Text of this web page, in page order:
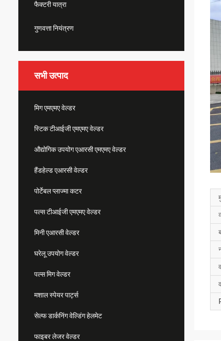
फैक्टरी यात्रा
गुणवत्ता नियंत्रण
सभी उत्पाद
मिग एमएमए वेल्डर
स्टिक टीआईजी एमएमए वेल्डर
औद्योगिक उपयोग एआरसी एमएमए वेल्डर
हैंडहेल्ड एआरसी वेल्डर
पोर्टेबल प्लाज्मा कटर
पल्स टीआईजी एमएमए वेल्डर
मिनी एआरसी वेल्डर
घरेलू उपयोग वेल्डर
पल्स मिग वेल्डर
मशाल स्पेयर पार्ट्स
सेल्फ डार्कनिंग वेल्डिंग हेलमेट
फाइबर लेजर वेल्डर